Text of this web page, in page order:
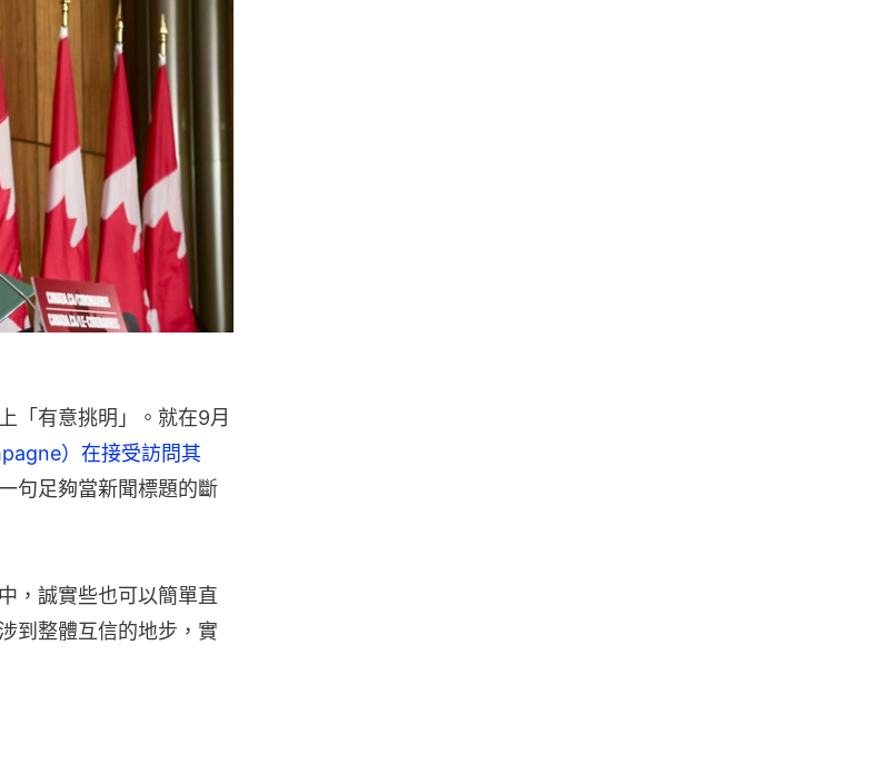
「有意挑明」。就在9月
）在接受訪問其
句足夠當新聞標題的斷
，誠實些也可以簡單直
到整體互信的地步，實